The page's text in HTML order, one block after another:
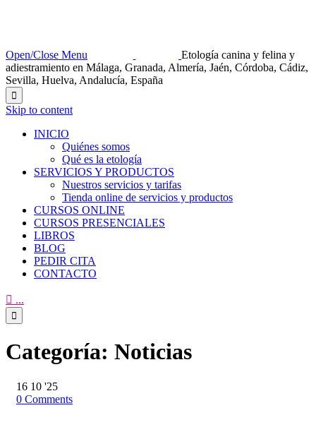
Open/Close Menu
Etología canina y felina y
adiestramiento en Málaga, Granada, Almería, Jaén, Córdoba, Cádiz,
Sevilla, Huelva, Andalucía, España

Skip to content
INICIO
Quiénes somos
Qué es la etología
SERVICIOS Y PRODUCTOS
Nuestros servicios y tarifas
Tienda online de servicios y productos
CURSOS ONLINE
CURSOS PRESENCIALES
LIBROS
BLOG
PEDIR CITA
CONTACTO
 ...

Categoría: Noticias
16 10 '25
0 Comments